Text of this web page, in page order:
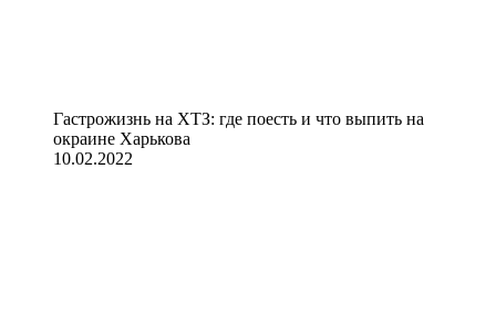
Гастрожизнь на ХТЗ: где поесть и что выпить на
окраине Харькова
10.02.2022